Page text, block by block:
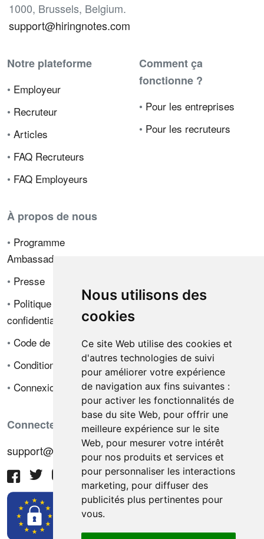
Nous utilisons des
cookies
Ce site Web utilise des cookies et
d'autres technologies de suivi
pour améliorer votre expérience
de navigation aux fins suivantes :
pour activer les fonctionnalités de
base du site Web, pour offrir une
meilleure expérience sur le site
Web, pour mesurer votre intérêt
pour nos produits et services et
pour personnaliser les interactions
marketing, pour diffuser des
publicités plus pertinentes pour
vous.
1000, Brussels, Belgium.
support@hiringnotes.com
Notre plateforme
• Employeur
• Recruteur
• Articles
• FAQ Recruteurs
• FAQ Employeurs
Comment ça
fonctionne ?
• Pour les entreprises
• Pour les recruteurs
À propos de nous
• Programme
Ambassadeur
• Presse
• Politique de
confidentialité
• Code de déontologie
• Conditions de vente
• Connexion
Connectez-vous avec nous
support@hiringnotes.com